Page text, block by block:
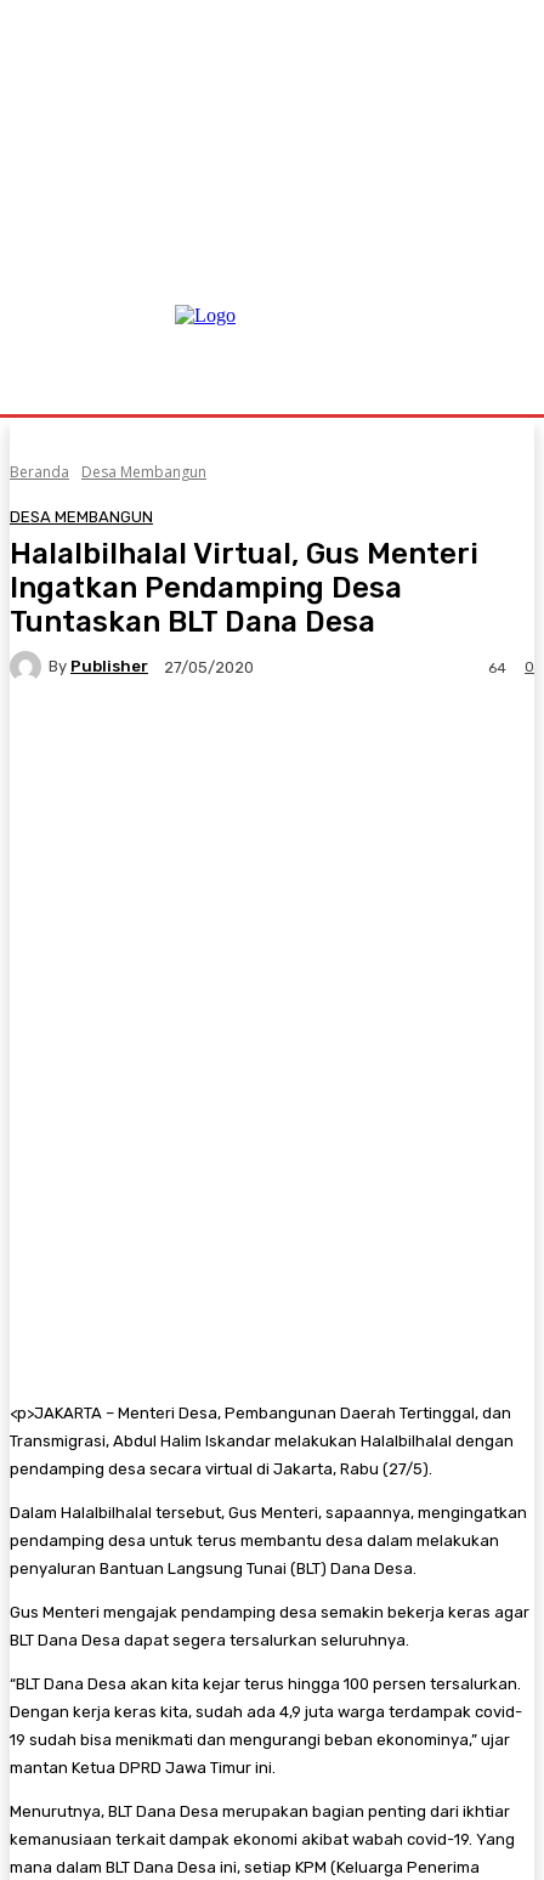
Beranda Desa Membangun
DESA MEMBANGUN
Halalbilhalal Virtual, Gus Menteri
Ingatkan Pendamping Desa
Tuntaskan BLT Dana Desa
By Publisher 27/05/2020 0
64
<p>JAKARTA – Menteri Desa, Pembangunan Daerah Tertinggal, dan
Transmigrasi, Abdul Halim Iskandar melakukan Halalbilhalal dengan
pendamping desa secara virtual di Jakarta, Rabu (27/5).
Dalam Halalbilhalal tersebut, Gus Menteri, sapaannya, mengingatkan
pendamping desa untuk terus membantu desa dalam melakukan
penyaluran Bantuan Langsung Tunai (BLT) Dana Desa.
Gus Menteri mengajak pendamping desa semakin bekerja keras agar
BLT Dana Desa dapat segera tersalurkan seluruhnya.
“BLT Dana Desa akan kita kejar terus hingga 100 persen tersalurkan.
Dengan kerja keras kita, sudah ada 4,9 juta warga terdampak covid-
19 sudah bisa menikmati dan mengurangi beban ekonominya,” ujar
mantan Ketua DPRD Jawa Timur ini.
Menurutnya, BLT Dana Desa merupakan bagian penting dari ikhtiar
kemanusiaan terkait dampak ekonomi akibat wabah covid-19. Yang
mana dalam BLT Dana Desa ini, setiap KPM (Keluarga Penerima